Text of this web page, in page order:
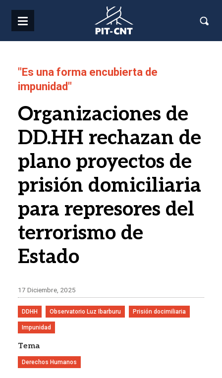
"Es una forma encubierta de
impunidad"
Organizaciones de
DD.HH rechazan de
plano proyectos de
prisión domiciliaria
para represores del
terrorismo de
Estado
17 Diciembre, 2025
DDHH Observatorio Luz Ibarburu Prisión docimiliaria
Impunidad
Tema
Derechos Humanos